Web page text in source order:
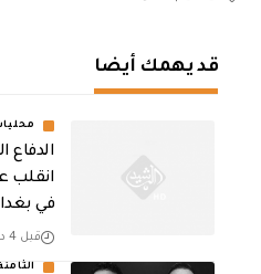
قد يهمك أيضا
انقلب
في
قبل 4 دقائق